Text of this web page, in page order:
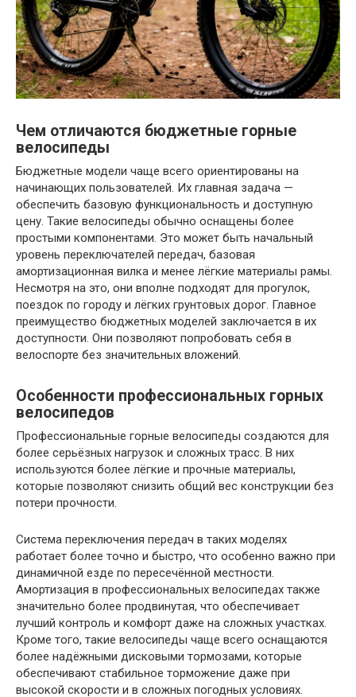
Чем отличаются бюджетные горные
велосипеды
Бюджетные модели чаще всего ориентированы на
начинающих пользователей. Их главная задача —
обеспечить базовую функциональность и доступную
цену. Такие велосипеды обычно оснащены более
простыми компонентами. Это может быть начальный
уровень переключателей передач, базовая
амортизационная вилка и менее лёгкие материалы рамы.
Несмотря на это, они вполне подходят для прогулок,
поездок по городу и лёгких грунтовых дорог. Главное
преимущество бюджетных моделей заключается в их
доступности. Они позволяют попробовать себя в
велоспорте без значительных вложений.
Особенности профессиональных горных
велосипедов
Профессиональные горные велосипеды создаются для
более серьёзных нагрузок и сложных трасс. В них
используются более лёгкие и прочные материалы,
которые позволяют снизить общий вес конструкции без
потери прочности.
Система переключения передач в таких моделях
работает более точно и быстро, что особенно важно при
динамичной езде по пересечённой местности.
Амортизация в профессиональных велосипедах также
значительно более продвинутая, что обеспечивает
лучший контроль и комфорт даже на сложных участках.
Кроме того, такие велосипеды чаще всего оснащаются
более надёжными дисковыми тормозами, которые
обеспечивают стабильное торможение даже при
высокой скорости и в сложных погодных условиях.